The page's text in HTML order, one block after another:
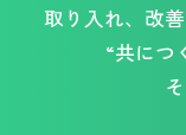
取り入れ、改
“共につ